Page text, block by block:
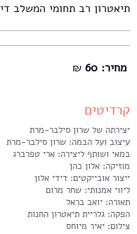
תיאטרון רב תחומי המשלב
מחיר: 60 ₪
קרדיטים
יצירתה של שרון סילבר-מרת
עיצוב ועל הבמה: שרון סילבר-מרת
במאי ושותף ליצירה: ארי טפרברג
מוזיקה: אלון כהן
ייצור אובייקטים: דידי אלון
ליווי אמנותי: שחר מרום
תאורה: יואב בראל
הפקה: גלריית תיאטרון החנות
צילום: יאיר מיוחס